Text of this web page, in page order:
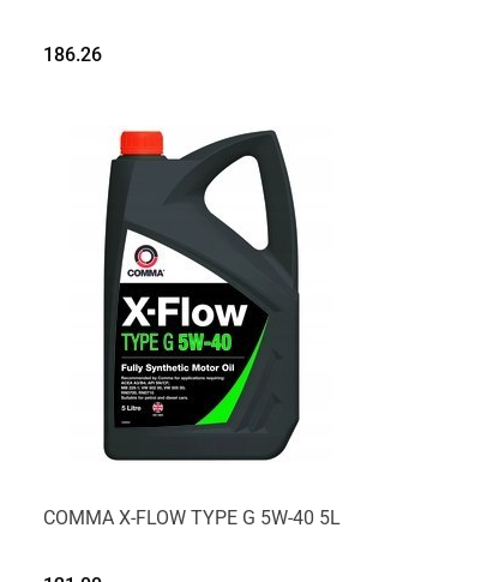
186.26
COMMA X-FLOW TYPE G 5W-40 5L